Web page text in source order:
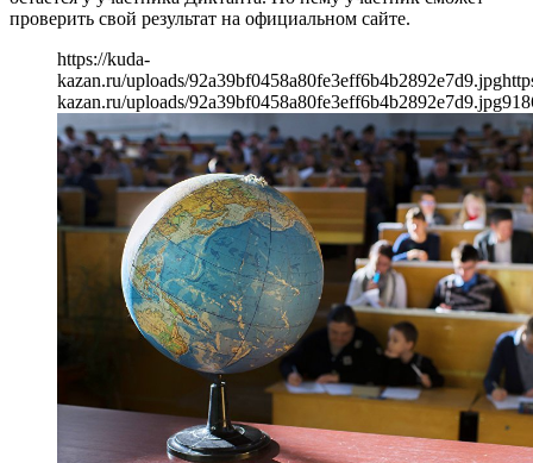
проверить свой результат на официальном сайте.
https://kuda-
kazan.ru/uploads/92a39bf0458a80fe3eff6b4b2892e7d9.jpg
kazan.ru/uploads/92a39bf0458a80fe3eff6b4b2892e7d9.jpg918